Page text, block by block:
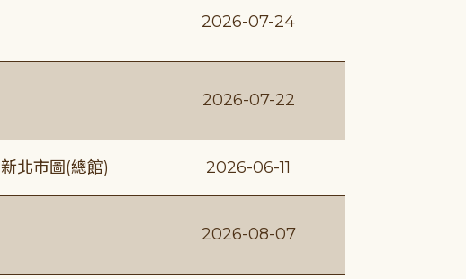
2026-07-24
2026-07-22
新北市圖(總館) 2026-06-11
2026-08-07